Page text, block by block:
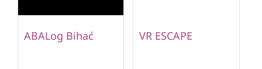
ABALog Bihać VR ESCAPE